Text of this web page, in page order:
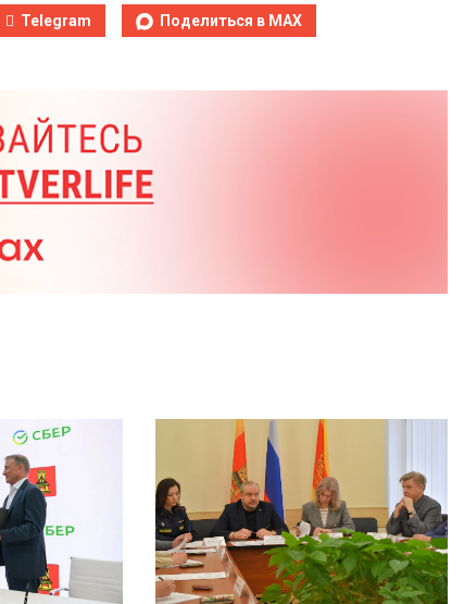
Telegram Поделиться в MAX